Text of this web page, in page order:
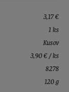
3,17 €
1 ks
Kusov
3,90 € / ks
8278
120 g